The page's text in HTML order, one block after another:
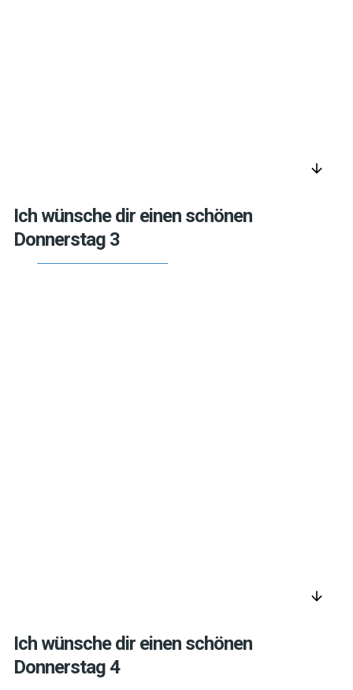
arrow_downward
Ich wünsche dir einen schönen
Donnerstag 3
arrow_downward
Ich wünsche dir einen schönen
Donnerstag 4